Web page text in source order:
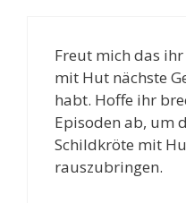
Freut mich das
mit Hut nächste
habt. Hoffe ihr
Episoden ab, um
Schildkröte mit
rauszubringen.